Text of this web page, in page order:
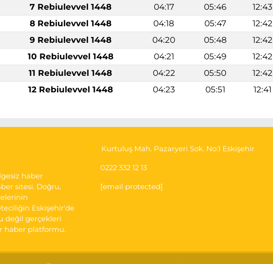
7 Rebiulevvel 1448 04:17 05:46 12:43
8 Rebiulevvel 1448 04:18 05:47 12:42
9 Rebiulevvel 1448 04:20 05:48 12:42
10 Rebiulevvel 1448 04:21 05:49 12:42
11 Rebiulevvel 1448 04:22 05:50 12:42
12 Rebiulevvel 1448 04:23 05:51 12:41
haber
sitesi. Doğru,
Eskişehir'de
değil gerçekleri
haber platformu.
Kurtuluş Mah. Pazaryeri Sok. No:1 Eskişehir
0222 332 12 13
[email protected]